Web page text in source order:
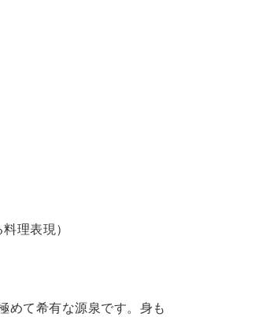
理表現）
めて希有な源泉です。身も